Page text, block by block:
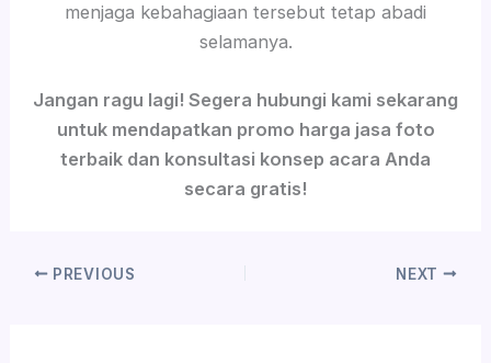
menjaga kebahagiaan tersebut tetap abadi
selamanya.
Jangan ragu lagi! Segera hubungi kami sekarang
untuk mendapatkan promo harga jasa foto
terbaik dan konsultasi konsep acara Anda
secara gratis!
PREVIOUS NEXT